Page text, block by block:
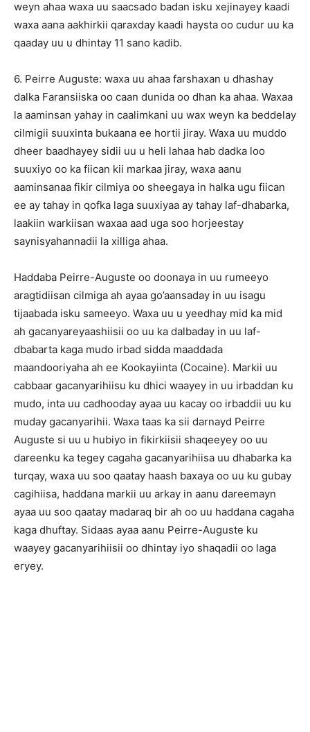
weyn ahaa waxa uu saacsado badan isku xejinayey kaadi
waxa aana aakhirkii qaraxday kaadi haysta oo cudur uu ka
qaaday uu u dhintay 11 sano kadib.
6. Peirre Auguste: waxa uu ahaa farshaxan u dhashay
dalka Faransiiska oo caan dunida oo dhan ka ahaa. Waxaa
la aaminsan yahay in caalimkani uu wax weyn ka beddelay
cilmigii suuxinta bukaana ee hortii jiray. Waxa uu muddo
dheer baadhayey sidii uu u heli lahaa hab dadka loo
suuxiyo oo ka fiican kii markaa jiray, waxa aanu
aaminsanaa fikir cilmiya oo sheegaya in halka ugu fiican
ee ay tahay in qofka laga suuxiyaa ay tahay laf-dhabarka,
laakiin warkiisan waxaa aad uga soo horjeestay
saynisyahannadii la xilliga ahaa.
Haddaba Peirre-Auguste oo doonaya in uu rumeeyo
aragtidiisan cilmiga ah ayaa go’aansaday in uu isagu
tijaabada isku sameeyo. Waxa uu u yeedhay mid ka mid
ah gacanyareyaashiisii oo uu ka dalbaday in uu laf-
dbabarta kaga mudo irbad sidda maaddada
maandooriyaha ah ee Kookayiinta (Cocaine). Markii uu
cabbaar gacanyarihiisu ku dhici waayey in uu irbaddan ku
mudo, inta uu cadhooday ayaa uu kacay oo irbaddii uu ku
muday gacanyarihii. Waxa taas ka sii darnayd Peirre
Auguste si uu u hubiyo in fikirkiisii shaqeeyey oo uu
dareenku ka tegey cagaha gacanyarihiisa uu dhabarka ka
turqay, waxa uu soo qaatay haash baxaya oo uu ku gubay
cagihiisa, haddana markii uu arkay in aanu dareemayn
ayaa uu soo qaatay madaraq bir ah oo uu haddana cagaha
kaga dhuftay. Sidaas ayaa aanu Peirre-Auguste ku
waayey gacanyarihiisii oo dhintay iyo shaqadii oo laga
eryey.